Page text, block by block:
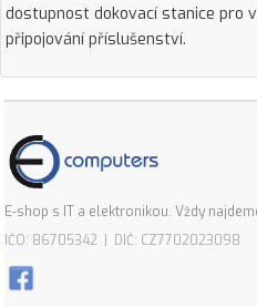
dostupnost dokovací stanice pro
připojování příslušenství.
E-shop s IT a elektronikou. Vždy
IČO: 86705342 | DIČ: CZ7702023098